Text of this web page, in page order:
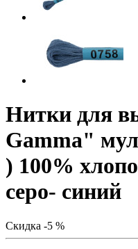
Нитки для
Gamma"
) 100%
серо- синий
Скидка -5 %